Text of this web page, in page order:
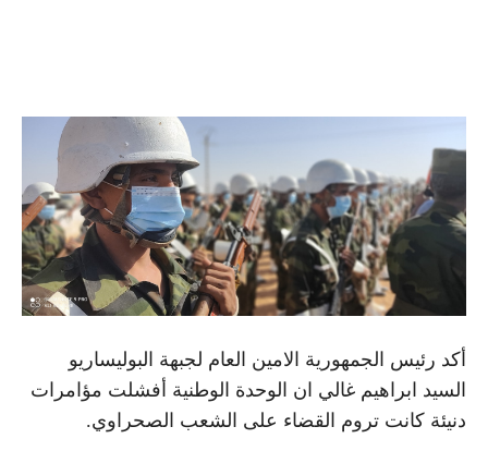
أكد رئيس الجمهورية الامين العام لجبهة البوليساريو
السيد ابراهيم غالي ان الوحدة الوطنية أفشلت مؤامرات
دنيئة كانت تروم القضاء على الشعب الصحراوي.